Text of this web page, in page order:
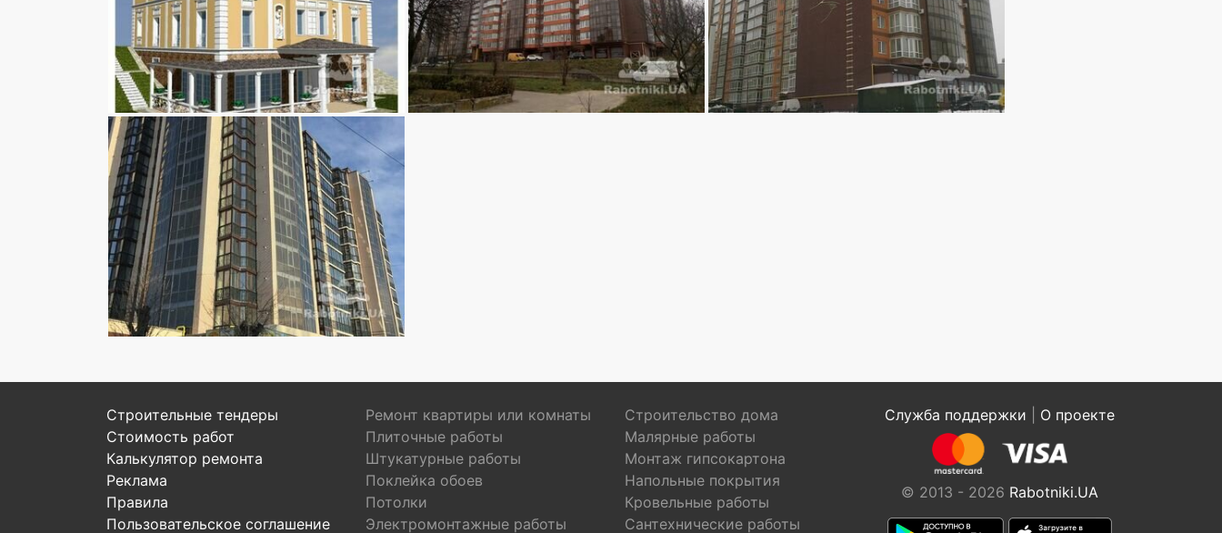
Строительные тендеры
Стоимость работ
Калькулятор ремонта
Реклама
Правила
Пользовательское соглашение
Ремонт квартиры или комнаты
Строительство дома
Плиточные работы
Малярные работы
Штукатурные работы
Монтаж гипсокартона
Поклейка обоев
Напольные покрытия
Потолки
Кровельные работы
Электромонтажные работы
Сантехнические работы
Служба поддержки О проекте
© 2013 - 2026 Rabotniki.UA